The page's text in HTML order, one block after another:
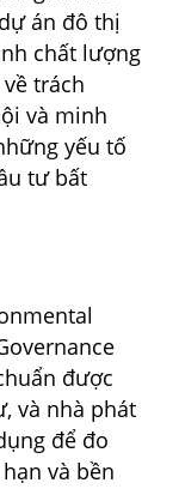
án đô thị
chất lượng
trách
và minh
yếu tố
tư bất
được
và nhà phát
để đo
và bền